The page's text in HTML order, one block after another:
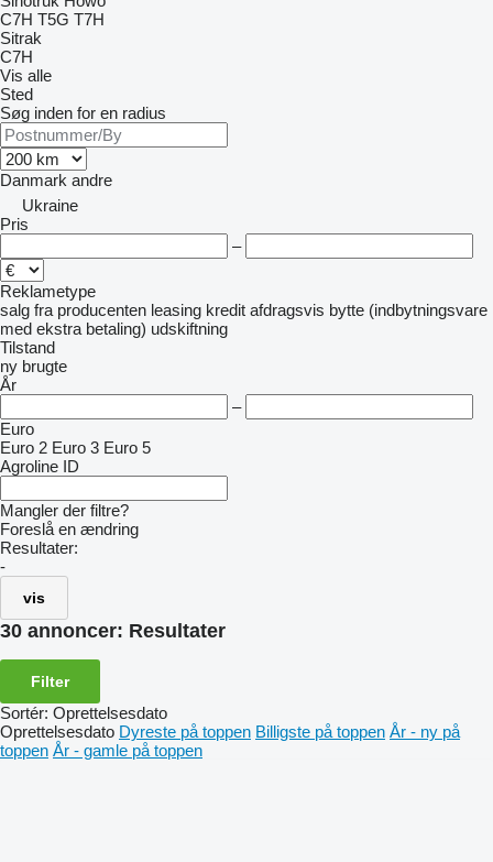
C7H T5G T7H
Sitrak
C7H
Vis alle
Sted
Søg inden for en radius
Danmark andre
Ukraine
Pris
–
Reklametype
salg fra producenten leasing kredit afdragsvis bytte (indbytningsvare
med ekstra betaling) udskiftning
Tilstand
ny brugte
År
–
Euro
Euro 2 Euro 3 Euro 5
Agroline ID
Mangler der filtre?
Foreslå en ændring
Resultater:
-
vis
30 annoncer: Resultater
Filter
Sortér: Oprettelsesdato
Oprettelsesdato Dyreste på toppen Billigste på toppen År - ny på
toppen År - gamle på toppen